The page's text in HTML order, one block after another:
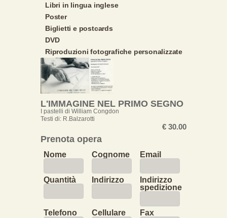
Libri in lingua inglese
Poster
Biglietti e postcards
DVD
Riproduzioni fotografiche personalizzate
L'IMMAGINE NEL PRIMO SEGNO
I pastelli di William Congdon
Testi di: R.Balzarotti
€ 30.00
Prenota opera
Nome Cognome Email
Quantità Indirizzo
Indirizzo
spedizione
Telefono Cellulare Fax